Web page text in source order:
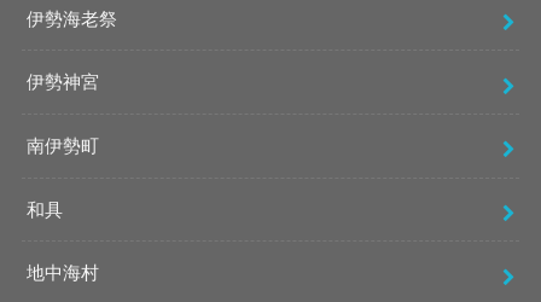
伊勢海老祭
伊勢神宮
南伊勢町
和具
地中海村